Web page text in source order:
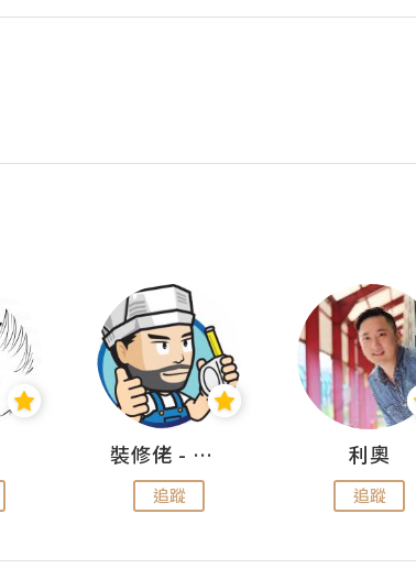
裝修佬 - 香港一站式網上裝修平台
追蹤
利奧
追蹤